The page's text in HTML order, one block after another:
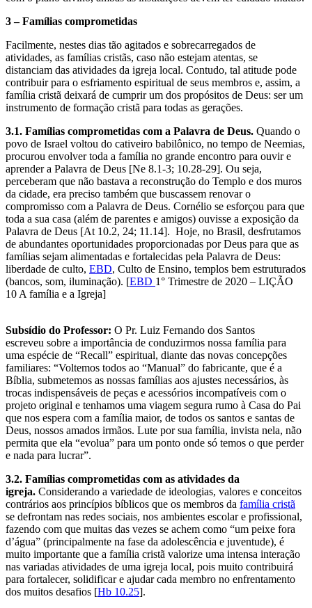
3 – Famílias comprometidas
Facilmente, nestes dias tão agitados e sobrecarregados de
atividades, as famílias cristãs, caso não estejam atentas, se
distanciam das atividades da igreja local. Contudo, tal atitude pode
contribuir para o esfriamento espiritual de seus membros e, assim, a
família cristã deixará de cumprir um dos propósitos de Deus: ser um
instrumento de formação cristã para todas as gerações.
3.1. Famílias comprometidas com a Palavra de Deus. Quando o
povo de Israel voltou do cativeiro babilônico, no tempo de Neemias,
procurou envolver toda a família no grande encontro para ouvir e
aprender a Palavra de Deus [Ne 8.1-3; 10.28-29]. Ou seja,
perceberam que não bastava a reconstrução do Templo e dos muros
da cidade, era preciso também que buscassem renovar o
compromisso com a Palavra de Deus. Cornélio se esforçou para que
toda a sua casa (além de parentes e amigos) ouvisse a exposição da
Palavra de Deus [At 10.2, 24; 11.14]. Hoje, no Brasil, desfrutamos
de abundantes oportunidades proporcionadas por Deus para que as
famílias sejam alimentadas e fortalecidas pela Palavra de Deus:
liberdade de culto, EBD, Culto de Ensino, templos bem estruturados
(bancos, som, iluminação). [EBD 1° Trimestre de 2020 – LIÇÃO
10 A família e a Igreja]
Subsídio do Professor: O Pr. Luiz Fernando dos Santos
escreveu sobre a importância de conduzirmos nossa família para
uma espécie de “Recall” espiritual, diante das novas concepções
familiares: “Voltemos todos ao “Manual” do fabricante, que é a
Bíblia, submetemos as nossas famílias aos ajustes necessários, às
trocas indispensáveis de peças e acessórios incompatíveis com o
projeto original e tenhamos uma viagem segura rumo à Casa do Pai
que nos espera com a família maior, de todos os santos e santas de
Deus, nossos amados irmãos. Lute por sua família, invista nela, não
permita que ela “evolua” para um ponto onde só temos o que perder
e nada para lucrar”.
3.2. Famílias comprometidas com as atividades da
igreja. Considerando a variedade de ideologias, valores e conceitos
contrários aos princípios bíblicos que os membros da família cristã
se defrontam nas redes sociais, nos ambientes escolar e profissional,
fazendo com que muitas das vezes se achem como “um peixe fora
d’água” (principalmente na fase da adolescência e juventude), é
muito importante que a família cristã valorize uma intensa interação
nas variadas atividades de uma igreja local, pois muito contribuirá
para fortalecer, solidificar e ajudar cada membro no enfrentamento
dos muitos desafios [Hb 10.25].